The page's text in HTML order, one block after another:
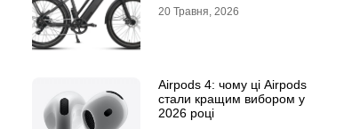
почему их выбирают
20 Травня, 2026
Airpods 4: чому ці Airpods
стали кращим вибором у
2026 році